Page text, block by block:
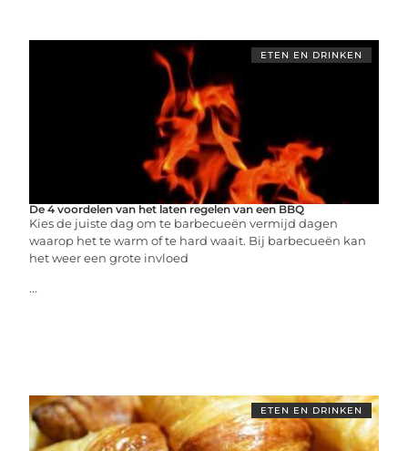
ETEN EN DRINKEN
De 4 voordelen van het laten regelen van een BBQ
Kies de juiste dag om te barbecueën vermijd dagen
waarop het te warm of te hard waait. Bij barbecueën kan
het weer een grote invloed
...
ETEN EN DRINKEN